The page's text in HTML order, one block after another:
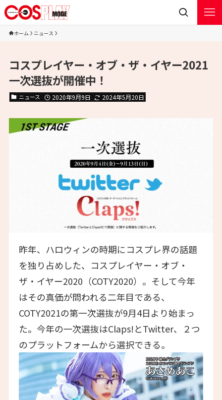
ホーム ニュース
コスプレイヤー・オブ・ザ・イヤー2021
一次選抜が開催中！
ニュース 2020年9月9日 2024年5月20日
昨年、ハロウィンの時期にコスプレ界の話題
を独り占めした、コスプレイヤー・オブ・
ザ・イヤー2020（COTY2020）。そして今年
はその真価が問われる二年目である、
COTY2021の第一次選抜が9月4日より始まっ
た。今年の一次選抜はClaps!とTwitter、２つ
のプラットフォームから選択できる。